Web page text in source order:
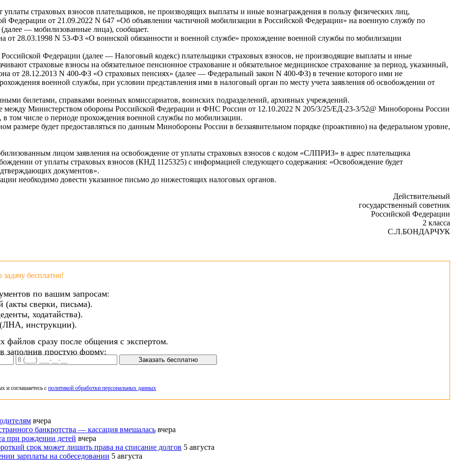
уплаты страховых взносов плательщиков, не производящих выплаты и иные вознаграждения в пользу физических лиц,
Федерации от 21.09.2022 N 647 «Об объявлении частичной мобилизации в Российской Федерации» на военную службу по
— мобилизованные лица), сообщает.
от 28.03.1998 N 53-ФЗ «О воинской обязанности и военной службе» прохождение военной службы по мобилизации
Российской Федерации (далее — Налоговый кодекс) плательщики страховых взносов, не производящие выплаты и иные
страховые взносы на обязательное пенсионное страхование и обязательное медицинское страхование за период, указанный,
от 28.12.2013 N 400-ФЗ «О страховых пенсиях» (далее — Федеральный закон N 400-ФЗ) в течение которого ими не
военной службы, при условии представления ими в налоговый орган по месту учета заявления об освобождении от
билетами, справками военных комиссариатов, воинских подразделений, архивных учреждений.
между Министерством обороны Российской Федерации и ФНС России от 12.10.2022 N 205/3/25/ЕД-23-3/52@ Минобороны России
том числе о периоде прохождения военной службы по мобилизации.
размере будет предоставляться по данным Минобороны России в беззаявительном порядке (проактивно) на федеральном уровне,
лицом заявления на освобождение от уплаты страховых взносов с кодом «СЛПРИЗ» в адрес плательщика
от уплаты страховых взносов (КНД 1125325) с информацией следующего содержания: «Освобождение будет
документов».
необходимо довести указанное письмо до нижестоящих налоговых органов.
Действительный
государственный советник
Российской Федерации
2 класса
С.Л.БОНДАРЧУК
бесплатно!
по вашим запросам:
(акты сверки, письма).
ходатайства).
инструкции).
сразу после общения с экспертом.
заполнив простую форму:
Заказать бесплатно
и соглашаетесь с политикой обработки персональных данных
вчера
банкротства — кассация вмешалась вчера
при рождении детей вчера
срок может лишить права на списание долгов 5 августа
зарплаты на собеседовании 5 августа